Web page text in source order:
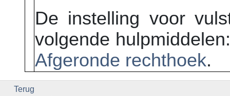
De instelling voor
volgende hulpmiddelen:
Afgeronde rechthoek.
Terug